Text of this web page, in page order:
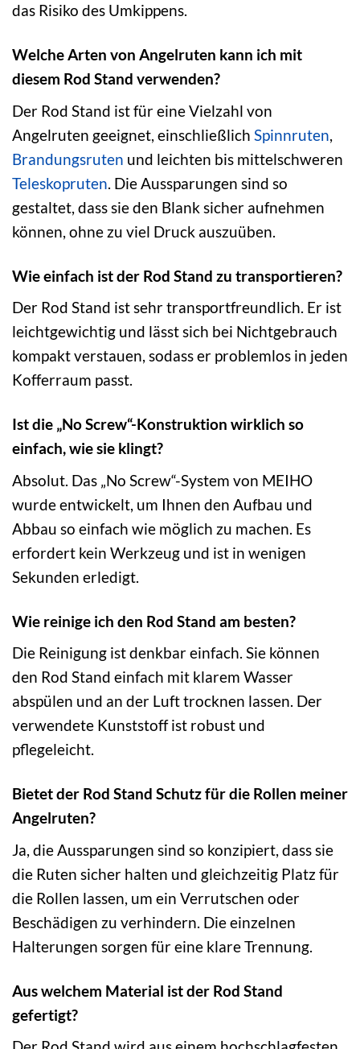
das Risiko des Umkippens.
Welche Arten von Angelruten kann ich mit
diesem Rod Stand verwenden?
Der Rod Stand ist für eine Vielzahl von
Angelruten geeignet, einschließlich Spinnruten,
Brandungsruten und leichten bis mittelschweren
Teleskopruten. Die Aussparungen sind so
gestaltet, dass sie den Blank sicher aufnehmen
können, ohne zu viel Druck auszuüben.
Wie einfach ist der Rod Stand zu transportieren?
Der Rod Stand ist sehr transportfreundlich. Er ist
leichtgewichtig und lässt sich bei Nichtgebrauch
kompakt verstauen, sodass er problemlos in jeden
Kofferraum passt.
Ist die „No Screw“-Konstruktion wirklich so
einfach, wie sie klingt?
Absolut. Das „No Screw“-System von MEIHO
wurde entwickelt, um Ihnen den Aufbau und
Abbau so einfach wie möglich zu machen. Es
erfordert kein Werkzeug und ist in wenigen
Sekunden erledigt.
Wie reinige ich den Rod Stand am besten?
Die Reinigung ist denkbar einfach. Sie können
den Rod Stand einfach mit klarem Wasser
abspülen und an der Luft trocknen lassen. Der
verwendete Kunststoff ist robust und
pflegeleicht.
Bietet der Rod Stand Schutz für die Rollen meiner
Angelruten?
Ja, die Aussparungen sind so konzipiert, dass sie
die Ruten sicher halten und gleichzeitig Platz für
die Rollen lassen, um ein Verrutschen oder
Beschädigen zu verhindern. Die einzelnen
Halterungen sorgen für eine klare Trennung.
Aus welchem Material ist der Rod Stand
gefertigt?